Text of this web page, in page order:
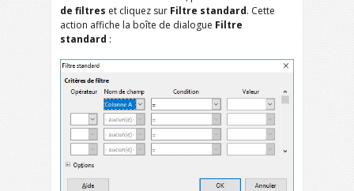
de filtres et cliquez sur Filtre standard. Cette
action affiche la boîte de dialogue Filtre
standard :